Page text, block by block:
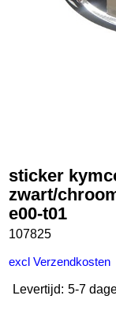
sticker
zwart/
e00-t01
107825
€15.35 incl
excl Verzendkosten